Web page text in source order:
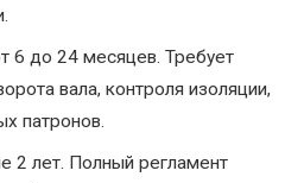
6 до 24 месяцев. Требует
вала, контроля изоляции,
патронов.
2 лет. Полный регламент